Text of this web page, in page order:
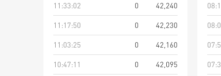
11:33:02
0
42,240
11:17:50
0
42,230
11:03:25
0
42,160
10:47:11
0
42,095